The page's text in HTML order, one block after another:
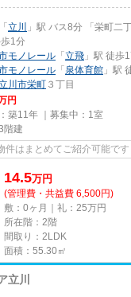
「立川
」駅 バス8分 「栄町二
1分
モノレール 「立飛 」駅 徒歩
モノレール 「泉体育館 」駅
川市栄町 ３丁目
円
築11年 ｜募集中： 1室
階建
はまとめてご紹介可能です
14.5万円
(管理費・共益費 6,500円)
敷：0ヶ月｜礼：25万円
所在階：2階
間取り：2LDK
面積：55.30㎡
立川